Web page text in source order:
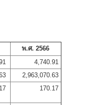
พ.ศ. 2566
4,740.91
2,963,070.63
170.17